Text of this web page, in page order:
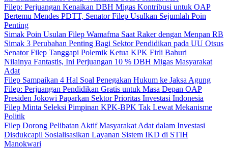
Filep: Perjuangan Kenaikan DBH Migas Kontribusi untuk OAP
Bertemu Mendes PDTT, Senator Filep Usulkan Sejumlah Poin
Penting
Simak Poin Usulan Filep Wamafma Saat Raker dengan Menpan RB
Simak 3 Perubahan Penting Bagi Sektor Pendidikan pada UU Otsus
Senator Filep Tanggapi Polemik Ketua KPK Firli Bahuri
Nilainya Fantastis, Ini Perjuangan 10 % DBH Migas Masyarakat
Adat
Filep Sampaikan 4 Hal Soal Penegakan Hukum ke Jaksa Agung
Filep: Perjuangan Pendidikan Gratis untuk Masa Depan OAP
Presiden Jokowi Paparkan Sektor Prioritas Investasi Indonesia
Filep Minta Seleksi Pimpinan KPK-BPK Tak Lewat Mekanisme
Politik
Filep Dorong Pelibatan Aktif Masyarakat Adat dalam Investasi
Disdukcapil Sosialisasikan Layanan Sistem IKD di STIH
Manokwari